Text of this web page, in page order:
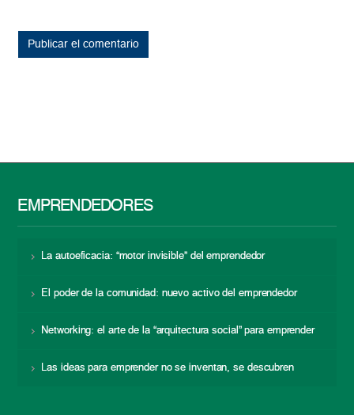
EMPRENDEDORES
La autoeficacia: “motor invisible” del emprendedor
El poder de la comunidad: nuevo activo del emprendedor
Networking: el arte de la “arquitectura social” para emprender
Las ideas para emprender no se inventan, se descubren